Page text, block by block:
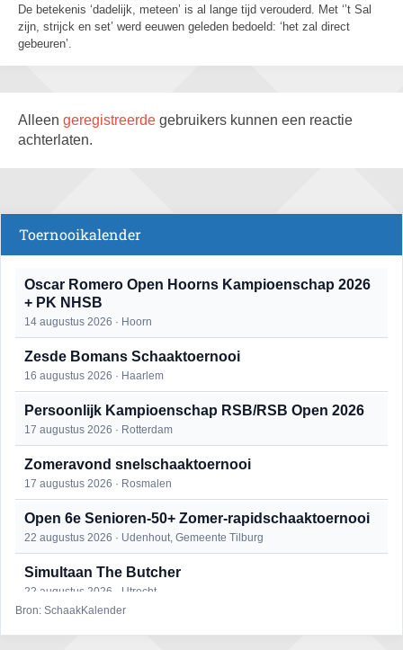
De betekenis ‘dadelijk, meteen’ is al lange tijd verouderd. Met ‘’t Sal
zijn, strijck en set’ werd eeuwen geleden bedoeld: ‘het zal direct
gebeuren’.
Alleen geregistreerde gebruikers kunnen een reactie
achterlaten.
Toernooikalender
Oscar Romero Open Hoorns Kampioenschap 2026
+ PK NHSB
14 augustus 2026 · Hoorn
Zesde Bomans Schaaktoernooi
16 augustus 2026 · Haarlem
Persoonlijk Kampioenschap RSB/RSB Open 2026
17 augustus 2026 · Rotterdam
Zomeravond snelschaaktoernooi
17 augustus 2026 · Rosmalen
Open 6e Senioren-50+ Zomer-rapidschaaktoernooi
22 augustus 2026 · Udenhout, Gemeente Tilburg
Simultaan The Butcher
22 augustus 2026 · Utrecht
Bron: SchaakKalender